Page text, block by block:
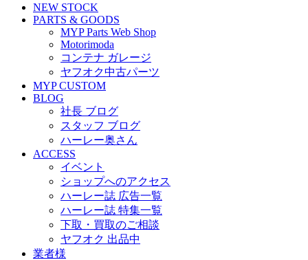
NEW STOCK
PARTS & GOODS
MYP Parts Web Shop
Motorimoda
コンテナ ガレージ
ヤフオク中古パーツ
MYP CUSTOM
BLOG
社長 ブログ
スタッフ ブログ
ハーレー奥さん
ACCESS
イベント
ショップへのアクセス
ハーレー誌 広告一覧
ハーレー誌 特集一覧
下取・買取のご相談
ヤフオク 出品中
業者様